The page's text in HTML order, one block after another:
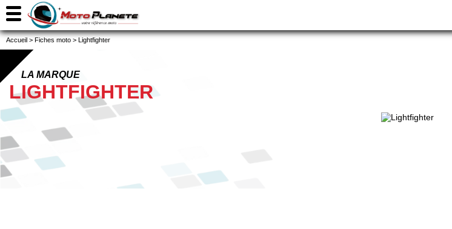
Accueil > Fiches moto > Lightfighter
LA MARQUE
LIGHTFIGHTER